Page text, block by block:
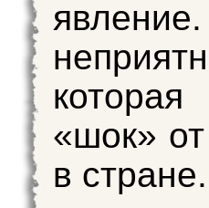
«шок»
в стране.